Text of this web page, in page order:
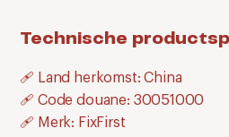
Technische
🩹 Land herkomst: China
🩹 Code douane: 30051000
🩹 Merk: FixFirst